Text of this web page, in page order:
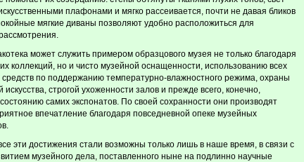
плафонами и мягко рассеивается, почти не давая бликов
мягкие диваны позволяют удобно расположиться для
может служить примером образцового музея не только благодаря
коллекций, но и чисто музейной оснащенности, использованию всех
по поддержанию температурно-влажностного режима, охраны
искусства, строгой ухоженности залов и прежде всего, конечно,
самих экспонатов. По своей сохранности они производят
впечатление благодаря повседневной опеке музейных
эти достижения стали возможны только лишь в наше время, в связи с
музейного дела, поставленного ныне на подлинно научные